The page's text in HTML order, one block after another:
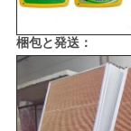
梱包と発送：